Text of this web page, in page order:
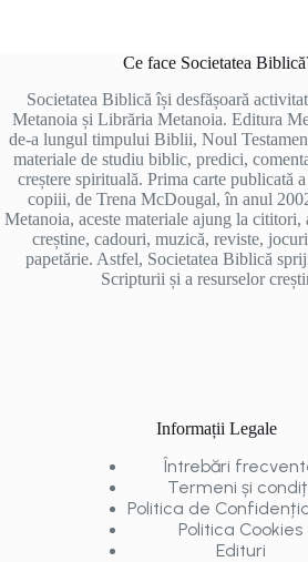
Ce face Societatea
Societatea Biblică își desfășoară
Metanoia și Librăria Metanoia. Editura
de-a lungul timpului Biblii, Noul
materiale de studiu biblic, predici,
creștere spirituală. Prima carte publicată
copiii, de Trena McDougal, în anul
Metanoia, aceste materiale ajung la cititori,
creștine, cadouri, muzică, reviste,
papetărie. Astfel, Societatea Biblică
Scripturii și a resurselor
Informații Legale
Întrebări
Termeni și
Politica de
Politica Cookies
Edituri